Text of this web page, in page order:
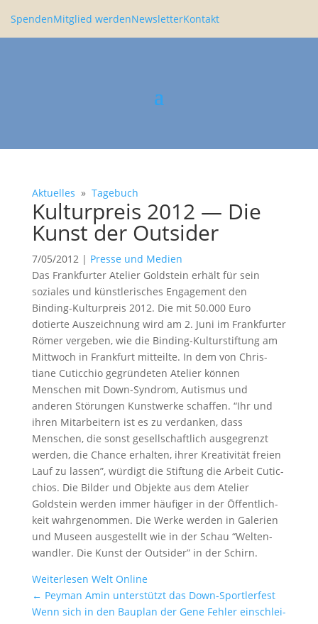
SpendenMitglied werdenNewsletterKontakt
Aktuelles » Tagebuch
Kultur­preis 2012 — Die
Kunst der Outsider
7/05/2012| Presse und Medien
Das Frank­furter Atelier Goldstein erhält für sein
soziales und künst­le­ri­sches Engage­ment den
Binding-Kultur­preis 2012. Die mit 50.000 Euro
dotierte Auszeich­nung wird am 2. Juni im Frank­furter
Römer vergeben, wie die Binding-Kultur­stif­tung am
Mittwoch in Frank­furt mitteilte. In dem von Chris­
tiane Cutic­chio gegrün­deten Atelier können
Menschen mit Down-Syndrom, Autismus und
anderen Störungen Kunst­werke schaffen. “Ihr und
ihren Mitar­bei­tern ist es zu verdanken, dass
Menschen, die sonst gesell­schaft­lich ausge­grenzt
werden, die Chance erhalten, ihrer Kreati­vität freien
Lauf zu lassen”, würdigt die Stiftung die Arbeit Cutic­
chios. Die Bilder und Objekte aus dem Atelier
Goldstein werden immer häufiger in der Öffent­lich­
keit wahrge­nommen. Die Werke werden in Galerien
und Museen ausge­stellt wie in der Schau “Welten­
wandler. Die Kunst der Outsider” in der Schirn.
Weiter­lesen Welt Online
← Peyman Amin unter­stützt das Down-Sport­ler­fest
Wenn sich in den Bauplan der Gene Fehler einschlei­